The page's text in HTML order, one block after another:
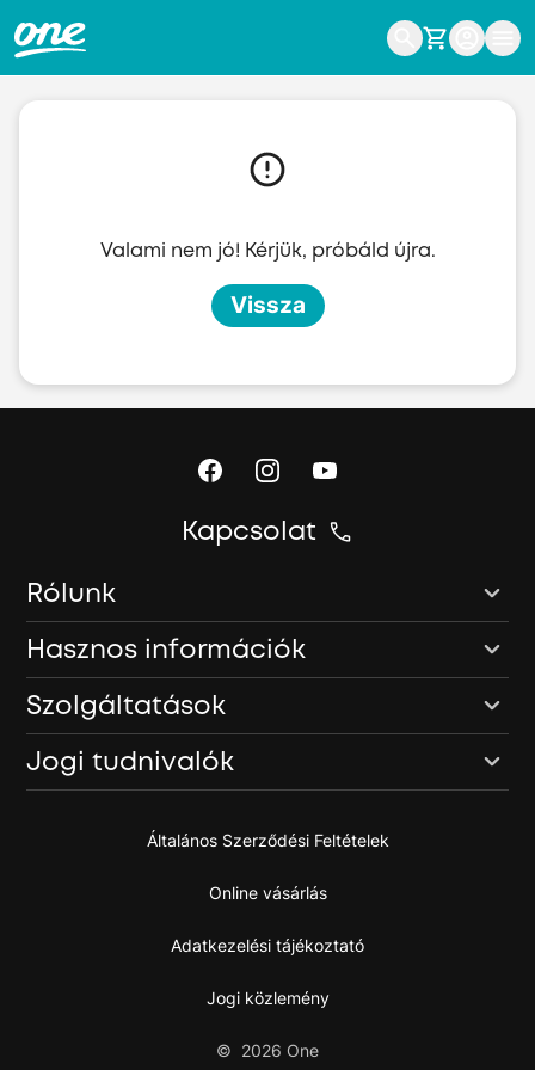
Valami nem jó! Kérjük, próbáld újra.
Vissza
Kapcsolat
Rólunk
Hasznos információk
Szolgáltatások
Jogi tudnivalók
Általános Szerződési Feltételek
Online vásárlás
Adatkezelési tájékoztató
Jogi közlemény
© 2026 One